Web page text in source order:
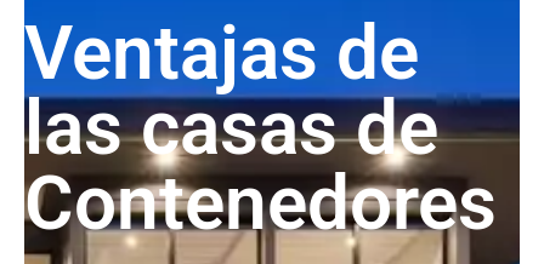
Ventajas de
las casas de
Contenedores